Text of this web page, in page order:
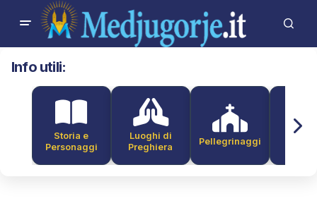
Info utili:
Storia e
Personaggi
Luoghi di
Preghiera
Pellegrinaggi